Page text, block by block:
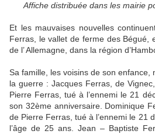
Affiche distribuée dans les mairie
Et les mauvaises nouvelles
Ferras, le vallet de ferme des Bégué,
de l’ Allemagne, dans la région
Sa famille, les voisins de son enfance,
la guerre : Jacques Ferras, de
Pierre Ferras, tué à l’ennemi le 21
son 32ème anniversaire. Dominique
de Pierre Ferras, tué à l’ennemi le 21
l’âge de 25 ans. Jean – Baptiste